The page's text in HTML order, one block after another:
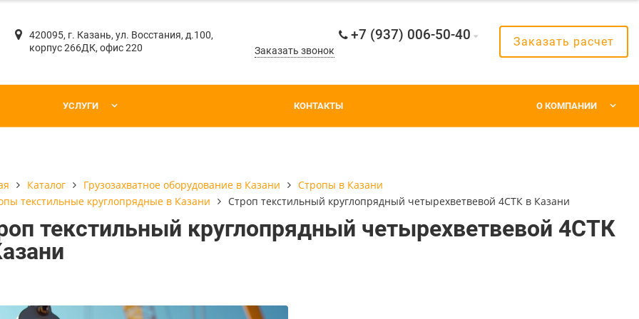
420095, г. Казань, ул. Восстания, д.100,
корпус 266ДК, офис 220
+7 (937) 006-50-40
Заказать звонок
Заказать расчет
УСЛУГИ КОНТАКТЫ О КОМПАНИИ
Каталог Грузозахватное оборудование в Казани
Стропы в Казани
текстильные круглопрядные в Казани
Строп текстильный круглопрядный четырехветвевой 4СТК в Казани
текстильный круглопрядный четырехветвевой 4СТК